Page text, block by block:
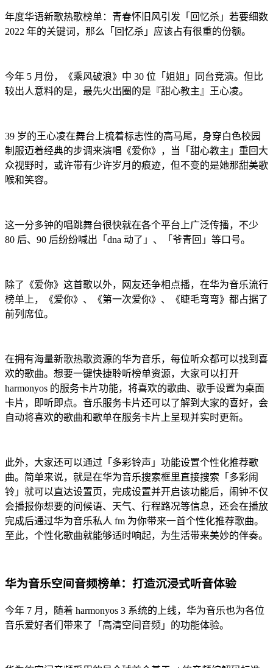
年度华语新歌热歌榜单：青春怀旧风引发「回忆杀」若要细数
2022 年的关键词，那么「回忆杀」应该占有很重的份额。
今年 5 月份，《乘风破浪》中 30 位「姐姐」同台竞演。但比
较出人意料的是，最先火出圈的是『甜心教主』王心凌。
39 岁的王心凌在舞台上梳着标志性的高马尾，身穿白色校园
制服迈着经典的步调来演唱《爱你》，当「甜心教主」重回大
众视野时，或许带有少许岁月的痕迹，但不变的是她那甜美歌
喉和笑容。
这一分多钟的唱跳舞台很快就在各个平台上广泛传播，不少
80 后、90 后纷纷喊出「dna 动了」、「爷青回」等口号。
除了《爱你》这首歌以外，网友还争相点播，在华为音乐流行
榜单上，《爱你》、《第一次爱你》、《睫毛弯弯》都占据了
前列席位。
在拥有海量新歌热歌资源的华为音乐，每位听众都可以找到喜
欢的歌曲。想要一键快捷聆听榜单资源，大家可以打开
harmonyos 的服务卡片功能，将喜欢的歌曲、歌手设置为桌面
卡片，即听即点。音乐服务卡片还可以了解到大家的喜好，会
自动将喜欢的歌曲和歌单在服务卡片上呈现并实时更新。
此外，大家还可以通过「多彩铃声」功能设置个性化推荐歌
曲。简单来说，就是在华为音乐搜索框里直接搜索「多彩闹
铃」就可以直达设置页，完成设置并开启该功能后，闹钟不仅
会播报你想要的问候语、天气、行程路况等信息，还会在播放
完成后通过华为音乐私人 fm 为你带来一首个性化推荐歌曲。
至此，个性化歌曲就能够适时响起，为生活带来美妙的伴奏。
华为音乐空间音频榜单：打造沉浸式听音体验
今年 7 月，随着 harmonyos 3 系统的上线，华为音乐也为各位
音乐爱好者们带来了「高清空间音频」的功能体验。